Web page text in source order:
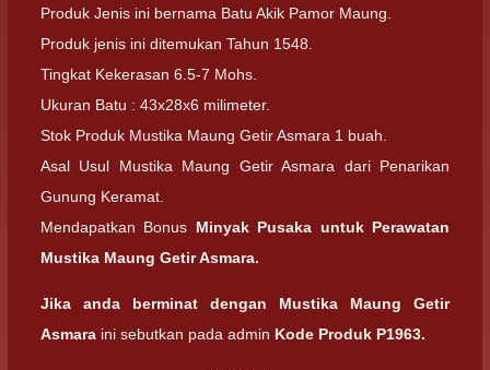
Produk Jenis ini bernama Batu Akik Pamor Maung.
Produk jenis ini ditemukan Tahun 1548.
Tingkat Kekerasan 6.5-7 Mohs.
Ukuran Batu : 43x28x6 milimeter.
Stok Produk Mustika Maung Getir Asmara 1 buah.
Asal Usul Mustika Maung Getir Asmara dari Penarikan
Gunung Keramat.
Mendapatkan Bonus Minyak Pusaka untuk Perawatan
Mustika Maung Getir Asmara.
Jika anda berminat dengan Mustika Maung Getir
Asmara ini sebutkan pada admin Kode Produk P1963.